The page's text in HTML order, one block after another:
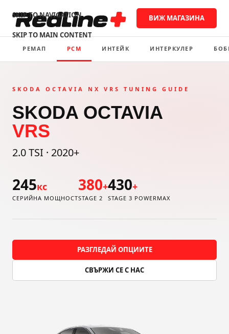
SKIP TO NAVIGATION
SKIP TO MAIN CONTENT
ВИЖ МАГАЗИНА
РЕМАП PCM ИНТЕЙК ИНТЕРКУЛЕР
SKODA OCTAVIA NX VRS TUNING GUIDE
SKODA OCTAVIA
VRS
2.0 TSI · 2020+
245кс
СЕРИЙНА МОЩНОСТ
380+
STAGE 2
430+
STAGE 3 POWERMAX
РАЗГЛЕДАЙ ОПЦИИТЕ
СВЪРЖИ СЕ С НАС